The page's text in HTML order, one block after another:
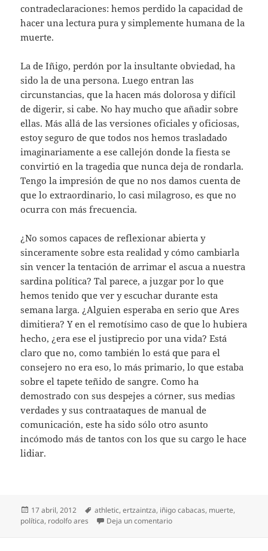
contradeclaraciones: hemos perdido la capacidad de
hacer una lectura pura y simplemente humana de la
muerte.
La de Iñigo, perdón por la insultante obviedad, ha
sido la de una persona. Luego entran las
circunstancias, que la hacen más dolorosa y difícil
de digerir, si cabe. No hay mucho que añadir sobre
ellas. Más allá de las versiones oficiales y oficiosas,
estoy seguro de que todos nos hemos trasladado
imaginariamente a ese callejón donde la fiesta se
convirtió en la tragedia que nunca deja de rondarla.
Tengo la impresión de que no nos damos cuenta de
que lo extraordinario, lo casi milagroso, es que no
ocurra con más frecuencia.
¿No somos capaces de reflexionar abierta y
sinceramente sobre esta realidad y cómo cambiarla
sin vencer la tentación de arrimar el ascua a nuestra
sardina política? Tal parece, a juzgar por lo que
hemos tenido que ver y escuchar durante esta
semana larga. ¿Alguien esperaba en serio que Ares
dimitiera? Y en el remotísimo caso de que lo hubiera
hecho, ¿era ese el justiprecio por una vida? Está
claro que no, como también lo está que para el
consejero no era eso, lo más primario, lo que estaba
sobre el tapete teñido de sangre. Como ha
demostrado con sus despejes a córner, sus medias
verdades y sus contraataques de manual de
comunicación, este ha sido sólo otro asunto
incómodo más de tantos con los que su cargo le hace
lidiar.
Publicado
el
17 abril, 2012 Etiquetas
athletic,ertzaintza, iñigo cabacas, muerte,
política, rodolfo ares Deja un comentarioen Lo humano y lo político